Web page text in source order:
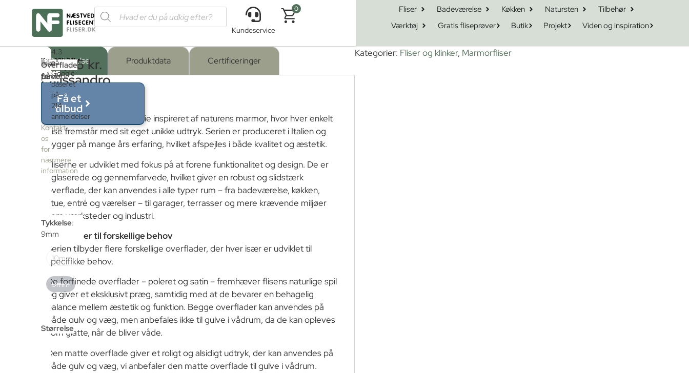
Kundeservice
0 Fliser Badeværelse Køkken Natursten
Tilbehør
Værktøj
Gratis fliseprøver Butik Projekt Viden og inspiration
Forside/Shop Fliser og klinker / Marte Palissandro Bocciardato 30×60
Marte
Palissandro
Bocciardato
30×60
437,06kr.
pr.
Produktet
er
ikke
lager
Kontakt
os
for
nærmere
information
Serie
farve:
PALISSANDRO
Overflade:
Struktur
Mat
Poleret
Satin
Struktur
Tykkelse:
9mm
10mm
9mm
Størrelse
Ikke
på
lager
Få et
tilbud
4.3
på
Google
baseret
på
214
anmeldelser
Beskrivelse Produktdata Certificeringer
Marte
Marte er en tidløs fliseserie inspireret af naturens marmor, hvor hver enkelt
flise fremstår med sit eget unikke udtryk. Serien er produceret i Italien og
bygger på mange års erfaring, hvilket afspejles i både kvalitet og æstetik.
Fliserne er udviklet med fokus på at forene funktionalitet og design. De er
uglaserede og gennemfarvede, hvilket giver en robust og slidstærk
overflade, der kan anvendes i alle typer rum – fra badeværelse, køkken,
stue, entré og værelser – til garager, terrasser og mere krævende miljøer
som værksteder og industri.
Overflader til forskellige behov
Serien tilbyder flere forskellige overflader, der hver især er udviklet til
specifikke behov.
De forfinede overflader – poleret og satin – fremhæver flisens naturlige spil
og giver et eksklusivt præg, samtidig med at de bevarer en behagelig
balance mellem æstetik og funktion. Begge overflader kan anvendes på
både gulv og væg, men anbefales ikke til gulve i vådrum, da de kan opleves
som glatte, når de bliver våde.
Den matte overflade giver et roligt og alsidigt udtryk, der kan anvendes på
både gulv og væg, vi anbefaler den matte overflade til gulve i vådrum.
Kategorier: Fliser og klinker, Marmorfliser